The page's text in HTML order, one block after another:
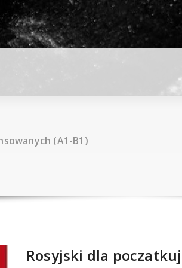
(A1-B1)
Rosyjski dla